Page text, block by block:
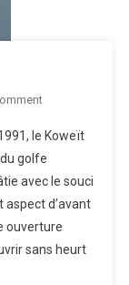
On
Koweït
le Koweït
golfe
avec le souci
aspect d’avant
ouverture
sans heurt